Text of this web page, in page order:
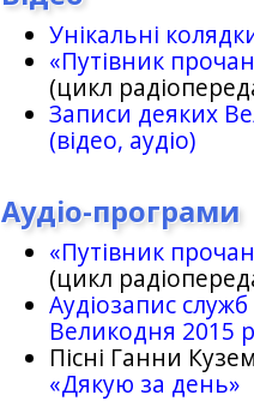
Унікальні
«Путівник
(цикл
Записи деяких
(відео, аудіо)
Аудіо-програми
«Путівник
(цикл
Аудіозапис
Великодня 2015
Пісні Ганни
«Дякую за день»